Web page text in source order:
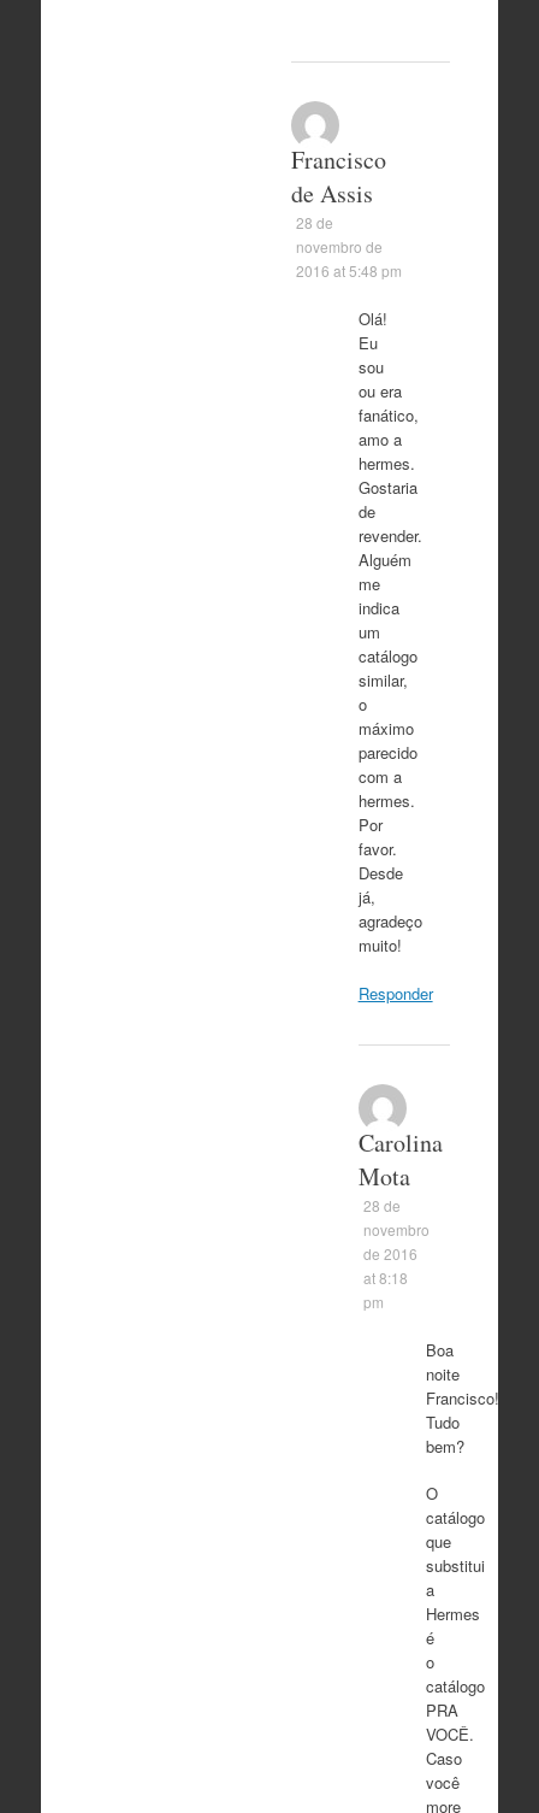
Francisco
de Assis
28 de
novembro de
2016 at 5:48 pm
Olá!
Eu
sou
ou era
fanático,
amo a
hermes.
Gostaria
de
revender.
Alguém
me
indica
um
catálogo
similar,
o
máximo
parecido
com a
hermes.
Por
favor.
Desde
já,
agradeço
muito!
Responder
Carolina
Mota
28 de
novembro
de 2016
at 8:18
pm
Boa
noite
Francisco!
Tudo
bem?
O
catálogo
que
substitui
a
Hermes
é
o
catálogo
PRA
VOCÊ.
Caso
você
more